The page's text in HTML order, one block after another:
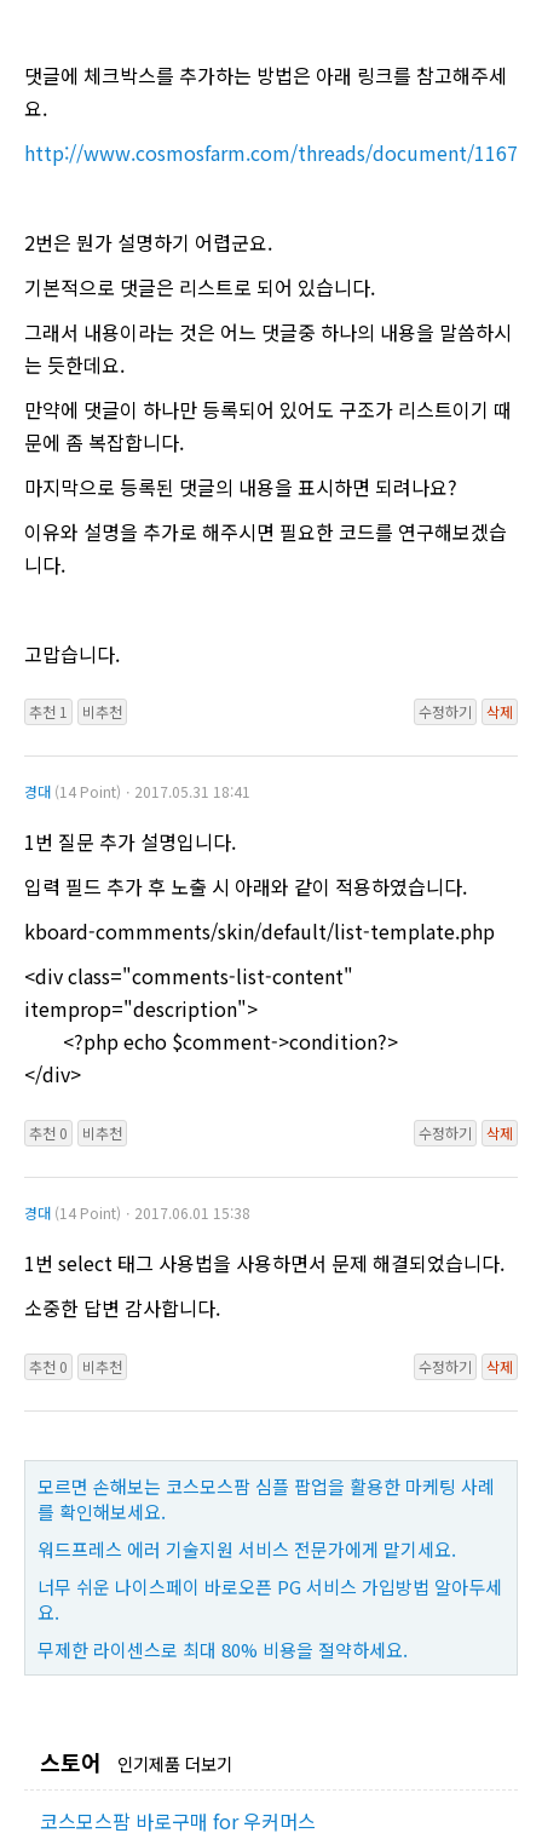
댓글에 체크박스를 추가하는 방법은 아래 링크를 참고해주세
요.
http://www.cosmosfarm.com/threads/document/11671
2번은 뭔가 설명하기 어렵군요.
기본적으로 댓글은 리스트로 되어 있습니다.
그래서 내용이라는 것은 어느 댓글중 하나의 내용을 말씀하시
는 듯한데요.
만약에 댓글이 하나만 등록되어 있어도 구조가 리스트이기 때
문에 좀 복잡합니다.
마지막으로 등록된 댓글의 내용을 표시하면 되려나요?
이유와 설명을 추가로 해주시면 필요한 코드를 연구해보겠습
니다.
고맙습니다.
추천 1 비추천 수정하기 삭제
경대 (14 Point)ㆍ2017.05.31 18:41
1번 질문 추가 설명입니다.
입력 필드 추가 후 노출 시 아래와 같이 적용하였습니다.
kboard-commments/skin/default/list-template.php
<div class="comments-list-content"
itemprop="description">
<?php echo $comment->condition?>
</div>
추천 0 비추천 수정하기 삭제
경대 (14 Point)ㆍ2017.06.01 15:38
1번 select 태그 사용법을 사용하면서 문제 해결되었습니다.
소중한 답변 감사합니다.
추천 0 비추천 수정하기 삭제
모르면 손해보는 코스모스팜 심플 팝업을 활용한 마케팅 사례
를 확인해보세요.
워드프레스 에러 기술지원 서비스 전문가에게 맡기세요.
너무 쉬운 나이스페이 바로오픈 PG 서비스 가입방법 알아두세
요.
무제한 라이센스로 최대 80% 비용을 절약하세요.
스토어 인기제품 더보기
코스모스팜 바로구매 for 우커머스